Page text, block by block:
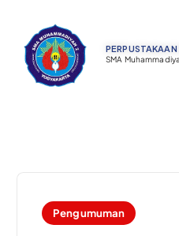
PERPUSTAKAAN
SMA
Pengumuman